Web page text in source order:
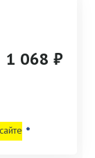
1 068 ₽
*